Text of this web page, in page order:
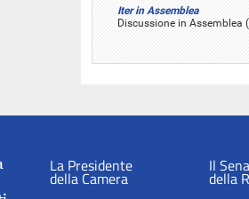
Iter in Assemblea
Discussione in
La Presidente
della Camera
Il
della